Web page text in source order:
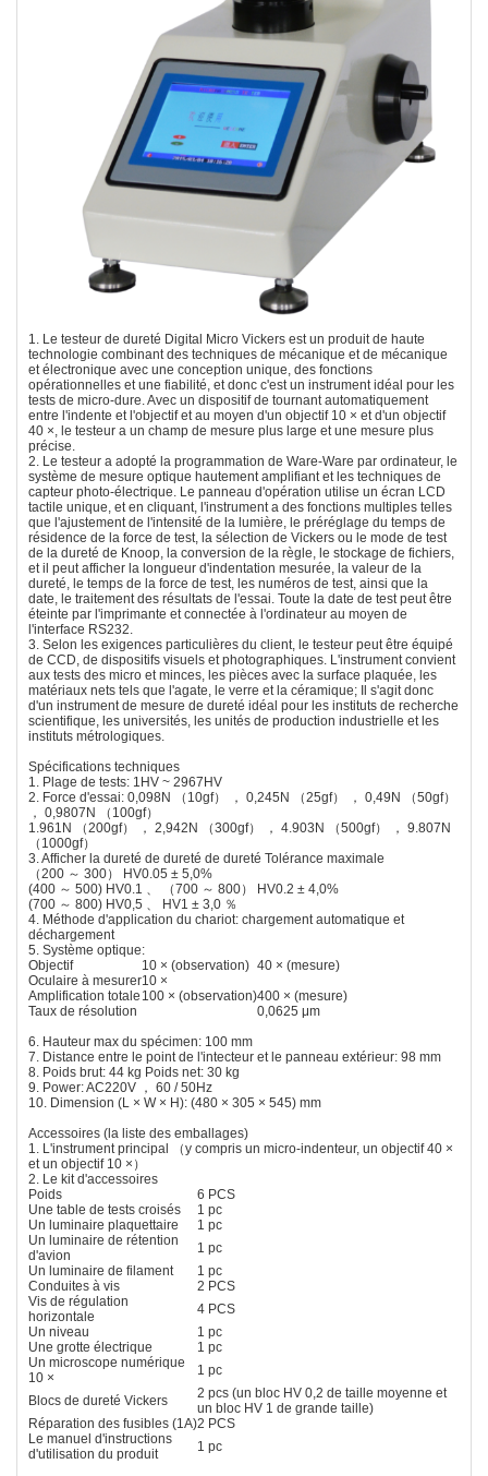
1. Le testeur de dureté Digital Micro Vickers est un produit de haute
technologie combinant des techniques de mécanique et de mécanique
et électronique avec une conception unique, des fonctions
opérationnelles et une fiabilité, et donc c'est un instrument idéal pour les
tests de micro-dure. Avec un dispositif de tournant automatiquement
entre l'indente et l'objectif et au moyen d'un objectif 10 × et d'un objectif
40 ×, le testeur a un champ de mesure plus large et une mesure plus
précise.
2. Le testeur a adopté la programmation de Ware-Ware par ordinateur, le
système de mesure optique hautement amplifiant et les techniques de
capteur photo-électrique. Le panneau d'opération utilise un écran LCD
tactile unique, et en cliquant, l'instrument a des fonctions multiples telles
que l'ajustement de l'intensité de la lumière, le préréglage du temps de
résidence de la force de test, la sélection de Vickers ou le mode de test
de la dureté de Knoop, la conversion de la règle, le stockage de fichiers,
et il peut afficher la longueur d'indentation mesurée, la valeur de la
dureté, le temps de la force de test, les numéros de test, ainsi que la
date, le traitement des résultats de l'essai. Toute la date de test peut être
éteinte par l'imprimante et connectée à l'ordinateur au moyen de
l'interface RS232.
3. Selon les exigences particulières du client, le testeur peut être équipé
de CCD, de dispositifs visuels et photographiques. L'instrument convient
aux tests des micro et minces, les pièces avec la surface plaquée, les
matériaux nets tels que l'agate, le verre et la céramique; Il s'agit donc
d'un instrument de mesure de dureté idéal pour les instituts de recherche
scientifique, les universités, les unités de production industrielle et les
instituts métrologiques.
Spécifications techniques
1. Plage de tests: 1HV ~ 2967HV
2. Force d'essai: 0,098N （10gf） ， 0,245N （25gf） ， 0,49N （50gf）
， 0,9807N （100gf）
1.961N （200gf） ， 2,942N （300gf） ， 4.903N （500gf） ， 9.807N
（1000gf）
3. Afficher la dureté de dureté de dureté Tolérance maximale
（200 ～ 300） HV0.05 ± 5,0%
(400 ～ 500) HV0.1 、 （700 ～ 800） HV0.2 ± 4,0%
(700 ～ 800) HV0,5 、 HV1 ± 3,0 ％
4. Méthode d'application du chariot: chargement automatique et
déchargement
5. Système optique:
Objectif
10 × (observation) 40 × (mesure)
Oculaire à mesurer10 ×
Amplification totale 100 × (observation)400 × (mesure)
Taux de résolution
0,0625 μm
6. Hauteur max du spécimen: 100 mm
7. Distance entre le point de l'intecteur et le panneau extérieur: 98 mm
8. Poids brut: 44 kg Poids net: 30 kg
9. Power: AC220V ， 60 / 50Hz
10. Dimension (L × W × H): (480 × 305 × 545) mm
Accessoires (la liste des emballages)
1. L'instrument principal （y compris un micro-indenteur, un objectif 40 ×
et un objectif 10 ×）
2. Le kit d'accessoires
Poids
6 PCS
Une table de tests croisés
1 pc
Un luminaire plaquettaire
1 pc
Un luminaire de rétention
d'avion
1 pc
Un luminaire de filament
1 pc
Conduites à vis
2 PCS
Vis de régulation
horizontale
4 PCS
Un niveau
1 pc
Une grotte électrique
1 pc
Un microscope numérique
10 ×
1 pc
Blocs de dureté Vickers
2 pcs (un bloc HV 0,2 de taille moyenne et
un bloc HV 1 de grande taille)
Réparation des fusibles (1A)2 PCS
Le manuel d'instructions
d'utilisation du produit
1 pc